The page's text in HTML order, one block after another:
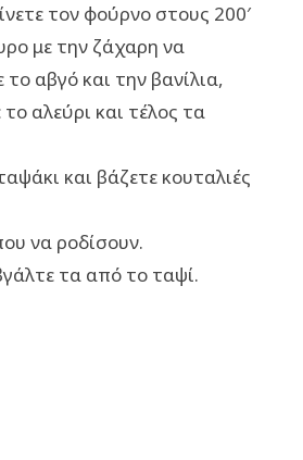
τον φούρνο στους 200′
με την ζάχαρη να
το αβγό και την βανίλια,
αλεύρι και τέλος τα
και βάζετε κουταλιές
να ροδίσουν.
τα από το ταψί.